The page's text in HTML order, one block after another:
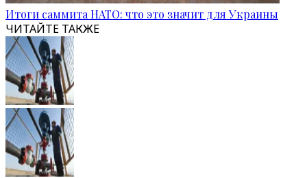
Итоги саммита НАТО: что это значит для Украины
ЧИТАЙТЕ ТАКЖЕ